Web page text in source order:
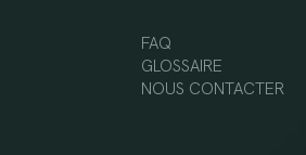
FAQ
GLOSSAIRE
NOUS CONTACTER